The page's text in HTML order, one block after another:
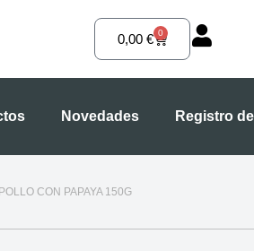
0,00 € 0
Carrito
Novedades Registro
CON PAPAYA 150G